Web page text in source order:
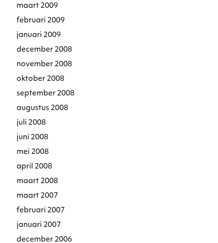
maart 2009
februari 2009
januari 2009
december 2008
november 2008
oktober 2008
september 2008
augustus 2008
juli 2008
juni 2008
mei 2008
april 2008
maart 2008
maart 2007
februari 2007
januari 2007
december 2006